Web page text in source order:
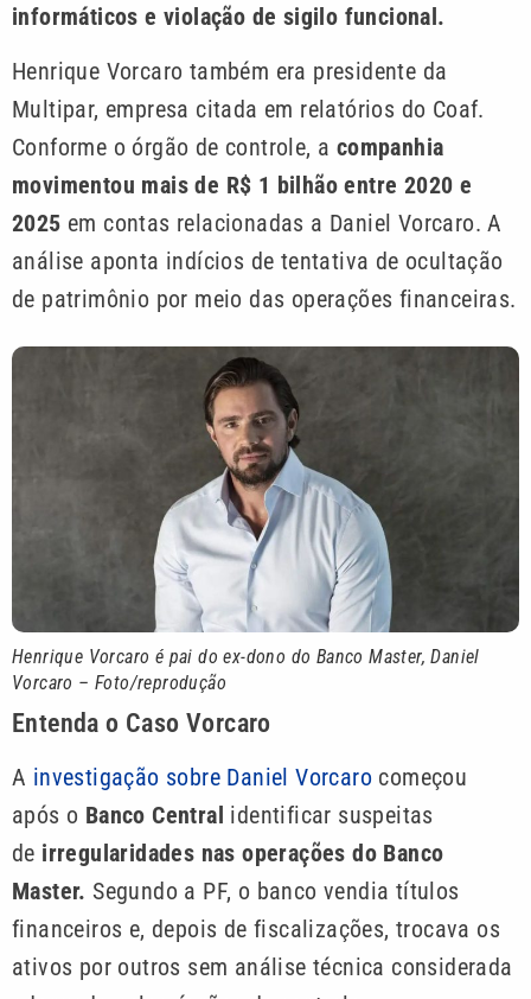
informáticos e violação de sigilo funcional.
Henrique Vorcaro também era presidente da
Multipar, empresa citada em relatórios do Coaf.
Conforme o órgão de controle, a companhia
movimentou mais de R$ 1 bilhão entre 2020 e
2025 em contas relacionadas a Daniel Vorcaro. A
análise aponta indícios de tentativa de ocultação
de patrimônio por meio das operações financeiras.
Henrique Vorcaro é pai do ex-dono do Banco Master, Daniel
Vorcaro – Foto/reprodução
Entenda o Caso Vorcaro
A investigação sobre Daniel Vorcaro começou
após o Banco Central identificar suspeitas
de irregularidades nas operações do Banco
Master. Segundo a PF, o banco vendia títulos
financeiros e, depois de fiscalizações, trocava os
ativos por outros sem análise técnica considerada